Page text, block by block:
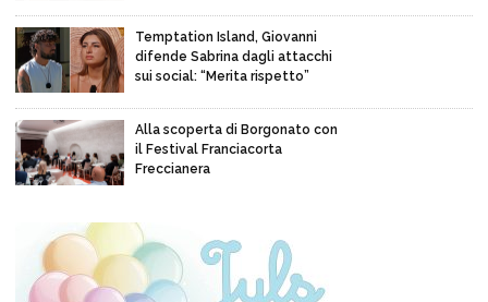
Temptation Island, Giovanni
difende Sabrina dagli attacchi
sui social: “Merita rispetto”
Alla scoperta di Borgonato con
il Festival Franciacorta
Freccianera